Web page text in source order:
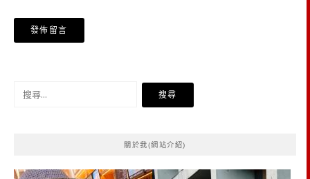
關於我(網站介紹)